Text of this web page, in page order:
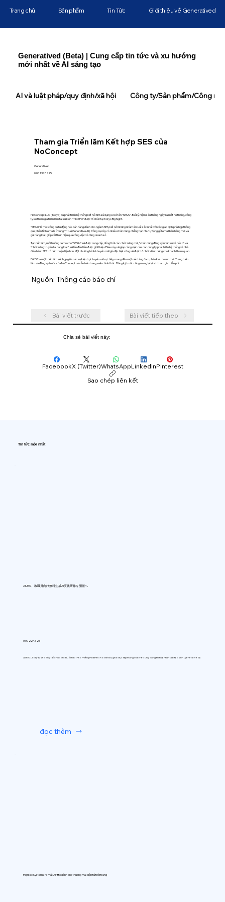
Generatived (Beta) | Cung cấp tin tức và xu hướng
mới nhất về AI sáng tạo
Tham gia Triển lãm Kết hợp SES của
NoConcept
Generatived
0:00 13/8/25
NoConcept LLC (Tokyo) đã phát triển hệ thống kết nối SES sử dụng AI có tên "SESAi". Để kỷ niệm sáu tháng ngày ra mắt hệ thống, công
ty sẽ tham gia triển lãm tại sự kiện "IT DXPO" được tổ chức tại Tokyo Big Sight.
"SESAi" là một công cụ tự động hóa bán hàng dành cho ngành SES, kết nối những nhân tài xuất sắc nhất với các giao dịch phù hợp thông
qua phân tích email sử dụng Trí tuệ Generative AI). Công cụ này có nhiều chức năng, chẳng hạn như tự động gửi email bán hàng mới và
gửi hàng loạt, giúp cải thiện hiệu quả công việc và tăng doanh số.
Tại triển lãm, môi trường demo cho "SESAi" sẽ được cung cấp, đồng thời các chức năng mới, "chức năng đăng ký nhân sự và hồ sơ" và
"chức năng truyền tải hàng loạt", sẽ lần đầu tiên được giới thiệu. Điều này sẽ giúp công việc của các công ty phát triển hệ thống và nhà
điều hành SES trở nên thuận tiện hơn. Một chương trình khuyến mãi giá đặc biệt cũng sẽ được tổ chức dành riêng cho khách tham quan.
DXPO là một triển lãm kết hợp giữa các sự kiện trực tuyến và trực tiếp, mang đến một nền tảng đàm phán kinh doanh mới. Trang triển
lãm và đăng ký trước của NoConcept có sẵn trên trang web chính thức. Đăng ký trước cũng mang lại lợi ích tham gia miễn phí.
Nguồn: Thông cáo báo chí
Bài viết trước Bài viết tiếp theo
Trang chủ Sản phẩm Tin Tức Giới thiệu về Generatived
Chia sẻ bài viết này:
FacebookX (Twitter)WhatsAppLinkedInPinterest
Sao chép liên kết
AI và luật pháp/quy định/xã hội Công ty/Sản phẩm/Công
Tin tức mới nhất
AIUEO、教職員向け無料生成AI実践研修を開催へ
0:00 22/7/26
AIUEO (Tokyo) sẽ đồng tổ chức các buổi hội thảo miễn phí dành cho cán bộ giáo dục tập trung vào việc ứng dụng trí tuệ nhân tạo tạo sinh (generative AI)
đọc thêm
Hightec Systems ra mắt AIfitte dành cho thương mại điện tử thời trang